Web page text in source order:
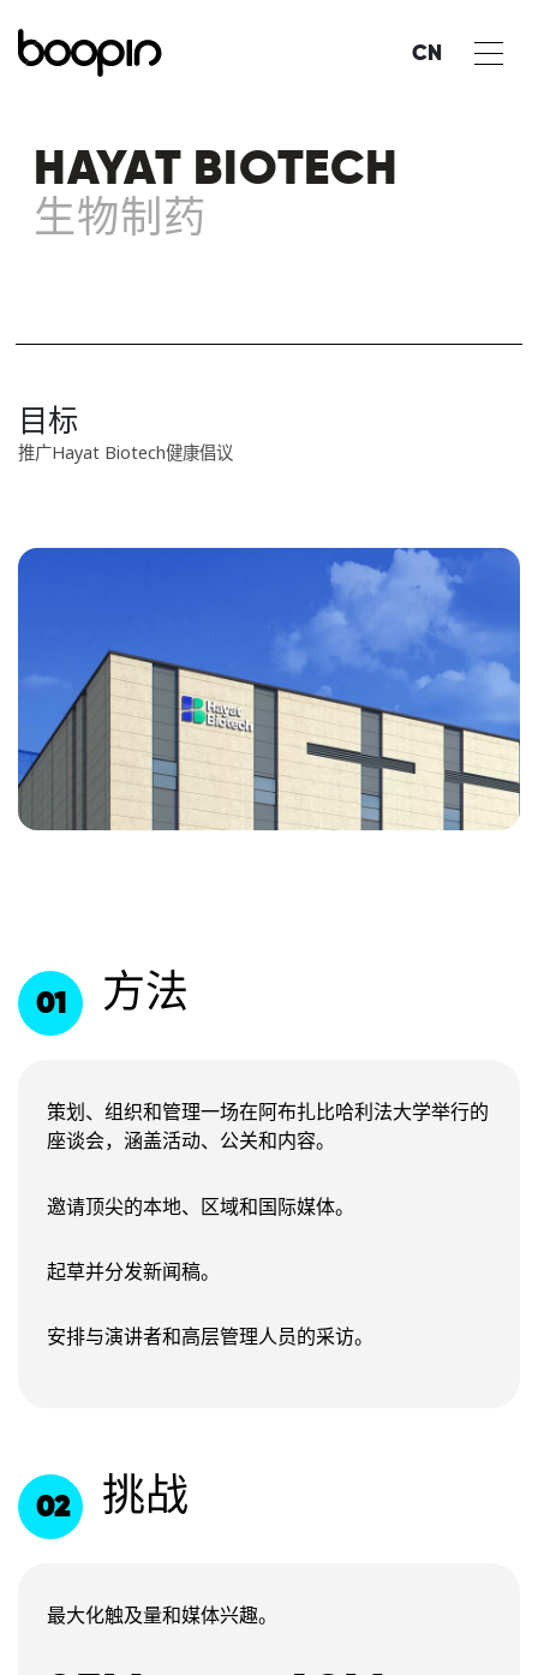
CN
HAYAT BIOTECH
生物制药
目标
推广Hayat Biotech健康倡议
01 方法
策划、组织和管理一场在阿布扎比哈利法大学举行的
座谈会，涵盖活动、公关和内容。
邀请顶尖的本地、区域和国际媒体。
起草并分发新闻稿。
安排与演讲者和高层管理人员的采访。
02 挑战
最大化触及量和媒体兴趣。